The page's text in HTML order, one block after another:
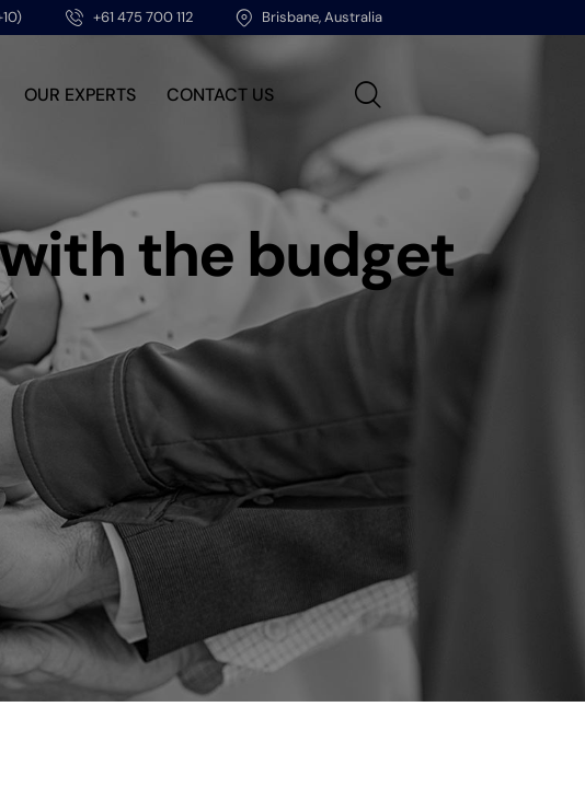
+61 475 700 112 Brisbane, Australia
OUR EXPERTS CONTACT US
the budget